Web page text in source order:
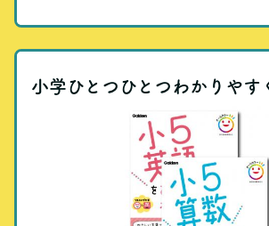
小学ひとつひとつわかりやす